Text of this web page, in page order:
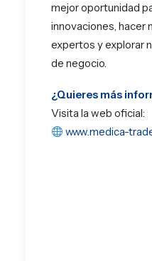
mejor oportunidad
innovaciones, hacer
expertos y explorar
de negocio.
¿Quieres más
Visita la web oficial:
www.medica-